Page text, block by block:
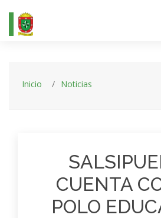
Inicio Noticias
CUENTA
POLO